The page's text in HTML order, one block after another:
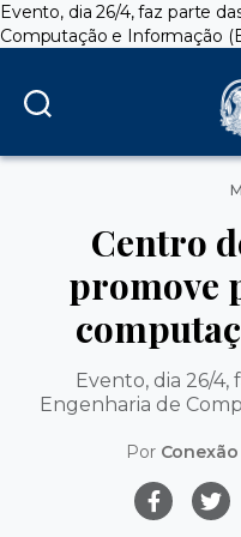
Evento, dia 26/4, faz parte
Computação e Informação
Centro
promove
Evento, dia 26/4,
Engenharia de
Por Conexão